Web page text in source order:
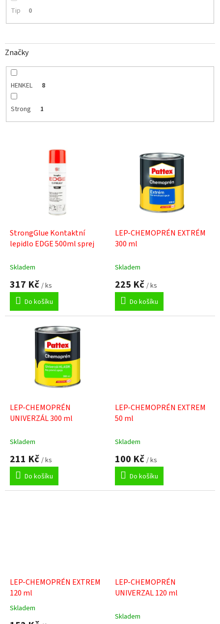
Tip 0
Značky
HENKEL 8
Strong 1
StrongGlue Kontaktní
lepidlo EDGE 500ml sprej
Skladem
317 Kč / ks
Do košíku
LEP-CHEMOPRÉN EXTRÉM
300 ml
Skladem
225 Kč / ks
Do košíku
LEP-CHEMOPRÉN
UNIVERZÁL 300 ml
Skladem
211 Kč / ks
Do košíku
LEP-CHEMOPRÉN EXTREM
50 ml
Skladem
100 Kč / ks
Do košíku
LEP-CHEMOPRÉN EXTREM
120 ml
Průměrné
hodnocení
Skladem
LEP-CHEMOPRÉN
UNIVERZAL 120 ml
Skladem